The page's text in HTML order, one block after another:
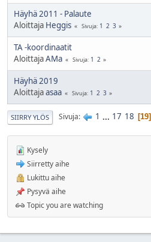
Häyhä 2011 - Palaute
Aloittaja Heggis Sivuja 1 2 3
TA -koordinaatit
AloittajaAMa Sivuja 1 2
Häyhä 2019
Aloittajaasaa Sivuja 1 2 3
SIIRRY YLÖS Sivuja 1 ... 17 18 19
Kysely
Siirretty aihe
Lukittu aihe
Pysyvä aihe
Topic you are watching